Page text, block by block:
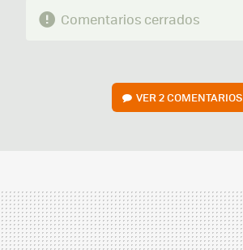
Comentarios cerrados
VER2 COMENTARIOS